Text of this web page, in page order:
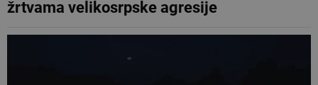
žrtvama velikosrpske agresije